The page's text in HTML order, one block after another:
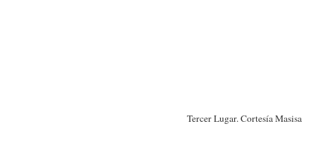
Tercer Lugar. Cortesía Masisa